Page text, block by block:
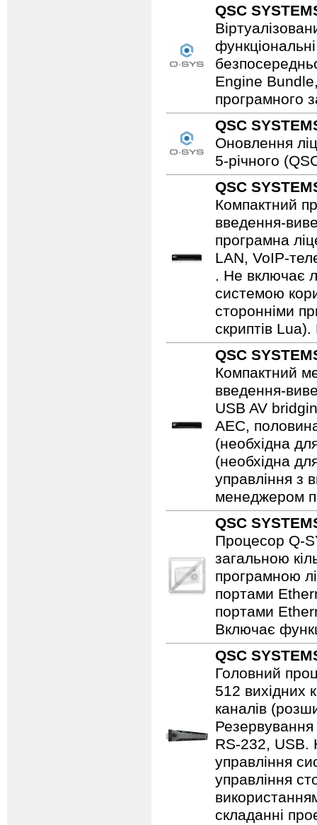
QSC
Engine
програмного
QSC
Оновлення
5-річного
QSC
Компактний
введення-
програмна
LAN, VoIP-
. Не включає
системою
сторонніми
скриптів
QSC
Компактний
введення-
USB AV
AEC,
(необхідна
(необхідна
управління з
менеджером
QSC
Процесор Q-
загальною
програмною
портами
портами
Включає
QSC
Головний
512 вихідних
каналів
RS-232, USB.
управління
управління
складанні